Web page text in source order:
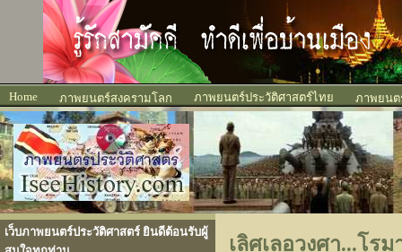
Home ภาพยนตร์สงครามโลก ภาพยนตร์ประวัติศาสตร์ไทย ภาพยนต
เว็บภาพยนตร์ประวัติศาสตร์ ยินดีต้อนรับผู้
เลิศเลอวงศา...โร